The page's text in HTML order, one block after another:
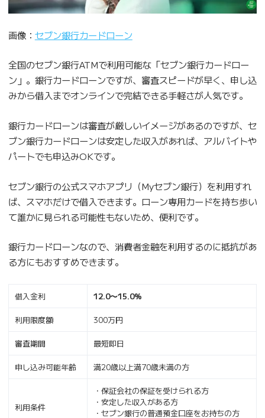
画像： セブン銀行カードローン
全国のセブン銀行ATMで利用可能な「セブン銀行カードロー
ン」。銀行カードローンですが、審査スピードが早く、申し込
みから借入までオンラインで完結できる手軽さが人気です。
銀行カードローンは審査が厳しいイメージがあるのですが、セ
ブン銀行カードローンは安定した収入があれば、アルバイトや
パートでも申込みOKです。
セブン銀行の公式スマホアプリ（Myセブン銀行）を利用すれ
ば、スマホだけで借入できます。ローン専用カードを持ち歩い
て誰かに見られる可能性もないため、便利です。
銀行カードローンなので、消費者金融を利用するのに抵抗があ
る方にもおすすめできます。
借入金利 12.0〜15.0%
利用限度額 300万円
審査期間 最短即日
申し込み可能年齢 満20歳以上満70歳未満の方
利用条件
・保証会社の保証を受けられる方
・安定した収入がある方
・セブン銀行の普通預金口座をお持ちの方